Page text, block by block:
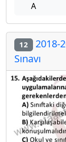
A
12 2018-
Sınavı